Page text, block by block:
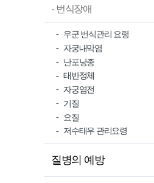
번식장애
우군 번식관리 요령
자궁내막염
난포낭종
태반정체
자궁염전
기질
요질
저수태우 관리요령
질병의 예방